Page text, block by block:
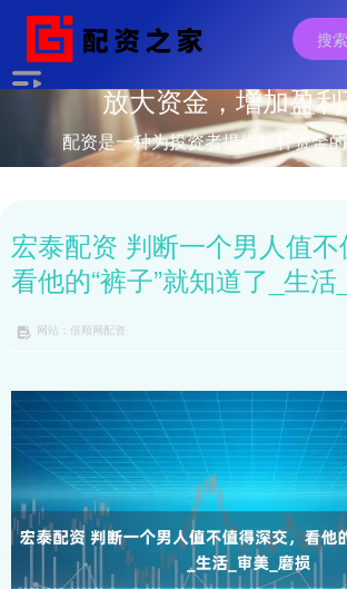
放大资金，增加盈
配资是一种为投资者提供杠杆资金
宏泰配资 判断一个男人值不
看他的“裤子”就知道了_生
网站：倍顺网配资